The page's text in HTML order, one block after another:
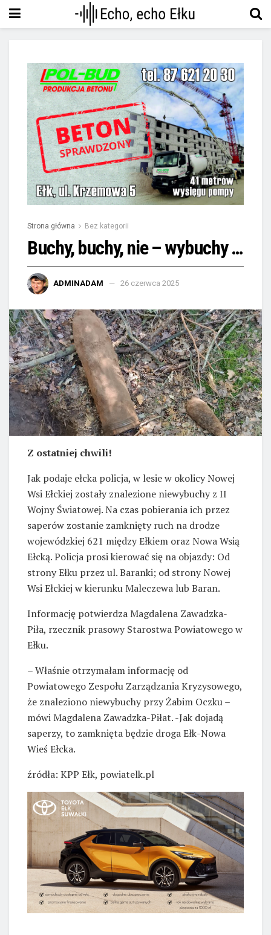
Strona główna Bez kategorii
Buchy, buchy, nie – wybuchy …
ADMINADAM 26 czerwca 2025
Z ostatniej chwili!
Jak podaje ełcka policja, w lesie w okolicy Nowej
Wsi Ełckiej zostały znalezione niewybuchy z II
Wojny Światowej. Na czas pobierania ich przez
saperów zostanie zamknięty ruch na drodze
wojewódzkiej 621 między Ełkiem oraz Nowa Wsią
Ełcką. Policja prosi kierować się na objazdy: Od
strony Ełku przez ul. Baranki; od strony Nowej
Wsi Ełckiej w kierunku Maleczewa lub Baran.
Informację potwierdza Magdalena Zawadzka-
Piła, rzecznik prasowy Starostwa Powiatowego w
Ełku.
– Właśnie otrzymałam informację od
Powiatowego Zespołu Zarządzania Kryzysowego,
że znaleziono niewybuchy przy Żabim Oczku –
mówi Magdalena Zawadzka-Piłat. -Jak dojadą
saperzy, to zamknięta będzie droga Ełk-Nowa
Wieś Ełcka.
źródła: KPP Ełk, powiatelk.pl